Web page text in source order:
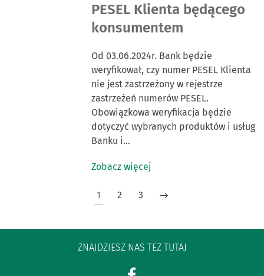
PESEL Klienta będącego
konsumentem
Od 03.06.2024r. Bank będzie
weryfikował, czy numer PESEL Klienta
nie jest zastrzeżony w rejestrze
zastrzeżeń numerów PESEL.
Obowiązkowa weryfikacja będzie
dotyczyć wybranych produktów i usług
Banku i…
Zobacz więcej
1 2 3
ZNAJDZIESZ NAS TEŻ TUTAJ